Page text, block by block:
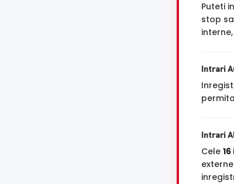
Puteti
stop
Intrari
Intrari
Cele